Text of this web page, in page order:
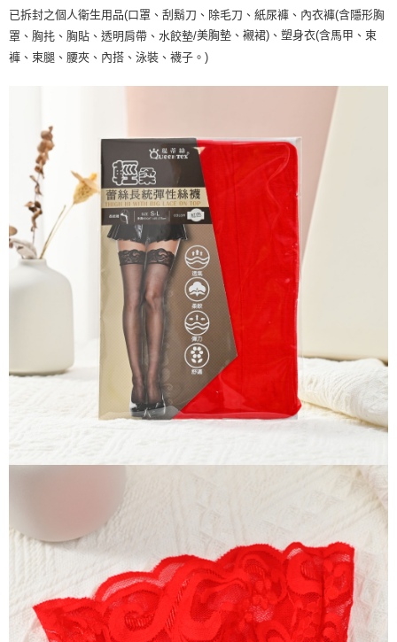
已拆封之個人衛生用品(口罩、刮鬍刀、除毛刀、紙尿褲、內衣褲(含隱形胸
罩、胸扥、胸貼、透明肩帶、水餃墊/美胸墊、襯裙)、塑身衣(含馬甲、束
褲、束腿、腰夾、內搭、泳裝、襪子。)